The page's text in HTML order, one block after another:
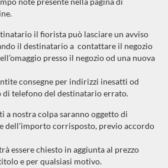
il fiorista può lasciare un avviso
il destinatario a contattare il negozio
presso il negozio od una nuova
consegne per indirizzi inesatti od
telefono del destinatario errato.
a nostra colpa saranno oggetto di
dell'importo corrisposto, previo accordo
essere chiesto in aggiunta al prezzo
e per qualsiasi motivo.